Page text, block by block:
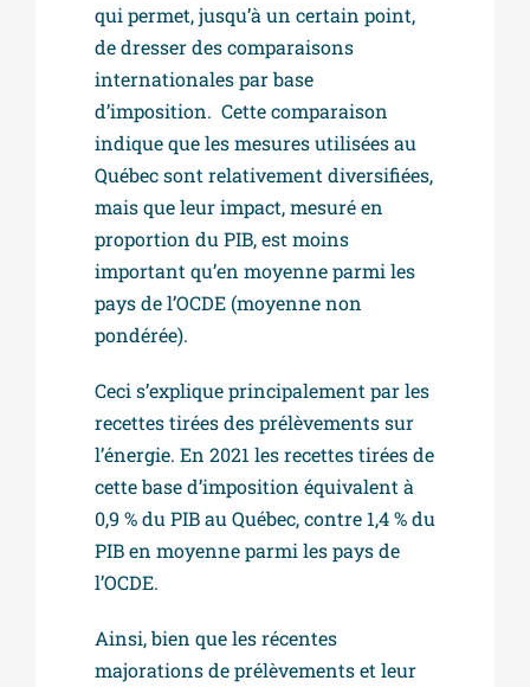
qui permet, jusqu’à un certain point,
de dresser des comparaisons
internationales par base
d’imposition. Cette comparaison
indique que les mesures utilisées au
Québec sont relativement diversifiées,
mais que leur impact, mesuré en
proportion du PIB, est moins
important qu’en moyenne parmi les
pays de l’OCDE (moyenne non
pondérée).
Ceci s’explique principalement par les
recettes tirées des prélèvements sur
l’énergie. En 2021 les recettes tirées de
cette base d’imposition équivalent à
0,9 % du PIB au Québec, contre 1,4 % du
PIB en moyenne parmi les pays de
l’OCDE.
Ainsi, bien que les récentes
majorations de prélèvements et leur